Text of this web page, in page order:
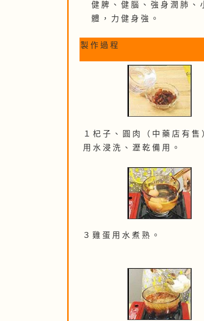
健 脾 、 健 腦 、 強 身 潤 肺 、
體 ， 力 健 身 強 。
製 作 過 程
１ 杞 子 、 圓 肉 （ 中 藥 店 有 售
用 水 浸 洗 、 瀝 乾 備 用 。
３ 雞 蛋 用 水 煮 熟 。